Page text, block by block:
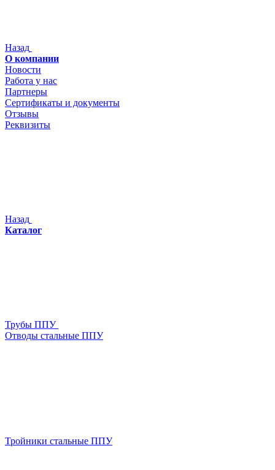
Назад
О компании
Новости
Работа у нас
Партнеры
Сертификаты и документы
Отзывы
Реквизиты
Назад
Каталог
Трубы ППУ
Отводы стальные ППУ
Тройники стальные ППУ